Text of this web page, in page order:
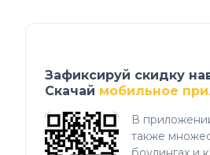
Зафиксируй скидку
Скачай мобильное
В
также